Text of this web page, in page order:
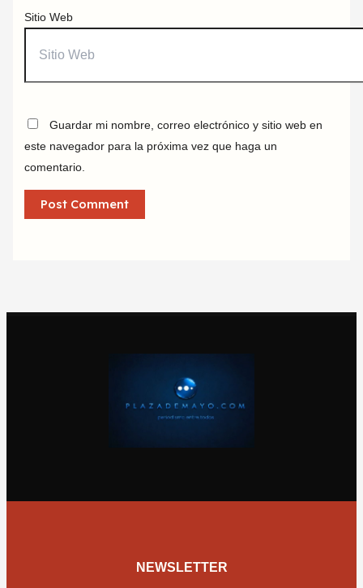
Sitio Web
Guardar mi nombre, correo electrónico y sitio web en
este navegador para la próxima vez que haga un
comentario.
NEWSLETTER